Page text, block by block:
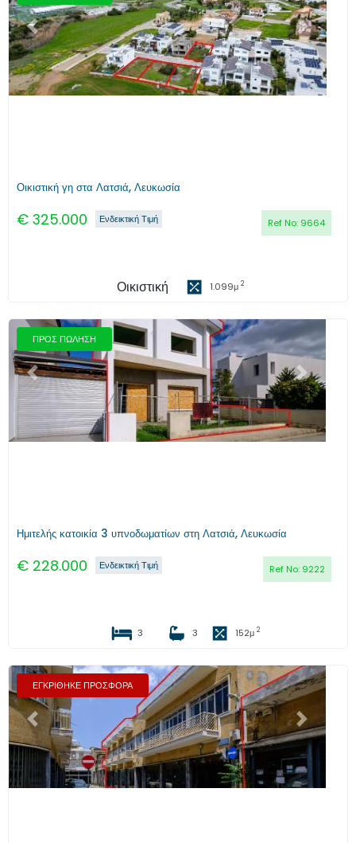
Προηγούμενο Επόμενο
Οικιστική γη στα Λατσιά, Λευκωσία
€ 325.000 Ref No: 9664
Ενδεικτική Τιμή
Οικιστική 1.099μ 2
ΠΡΟΣ ΠΩΛΗΣΗ
Προηγούμενο Επόμενο
Ημιτελής κατοικία 3 υπνοδωματίων στη Λατσιά, Λευκωσία
€ 228.000 Ref No: 9222
Ενδεικτική Τιμή
3 3 152μ 2
ΕΓΚΡΙΘΗΚΕ ΠΡΟΣΦΟΡΑ
Προηγούμενο Επόμενο